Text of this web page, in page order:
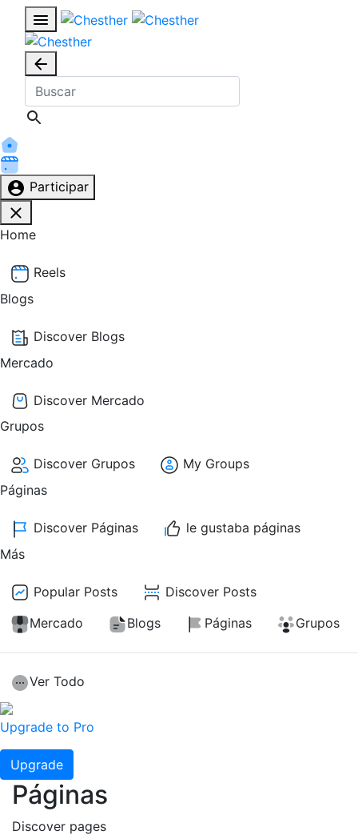
Participar
Home
Reels
Blogs
Discover Blogs
Mercado
Discover Mercado
Grupos
Discover Grupos
My Groups
Páginas
Discover Páginas
le gustaba páginas
Más
Popular Posts
Discover Posts
Mercado
Blogs Páginas Grupos
Ver Todo
Upgrade to Pro
Upgrade
Páginas
Discover pages